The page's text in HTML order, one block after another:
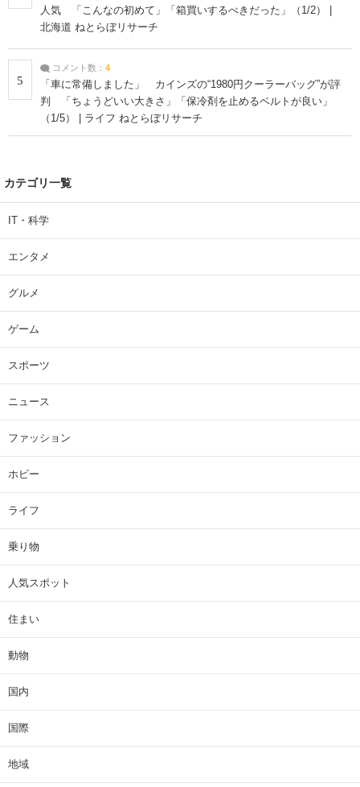
人気 「こんなの初めて」「箱買いするべきだった」（1/2） |
北海道 ねとらぼリサーチ
5
コメント数： 4
「車に常備しました」 カインズの“1980円クーラーバッグ”が評
判 「ちょうどいい大きさ」「保冷剤を止めるベルトが良い」
（1/5） | ライフ ねとらぼリサーチ
カテゴリ一覧
IT・科学
エンタメ
グルメ
ゲーム
スポーツ
ニュース
ファッション
ホビー
ライフ
乗り物
人気スポット
住まい
動物
国内
国際
地域